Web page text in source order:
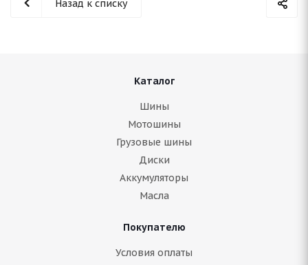
Назад к списку
Каталог
Шины
Мотошины
Грузовые шины
Диски
Аккумуляторы
Масла
Покупателю
Условия оплаты